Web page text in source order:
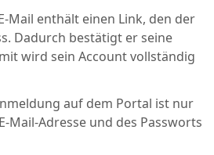
Mail enthält einen Link, den der
Dadurch bestätigt er seine
wird sein Account vollständig
auf dem Portal ist nur
Mail-Adresse und des Passworts